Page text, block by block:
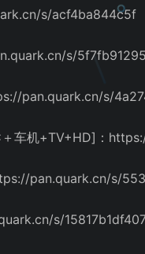
s/acf4ba844c5f
s/
pan.quark.cn/s/
＋车机+TV+HD]：
pan.quark.cn/s/
s/